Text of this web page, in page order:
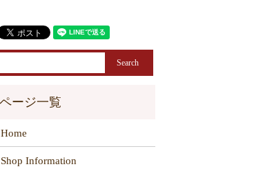
Home
Shop Information